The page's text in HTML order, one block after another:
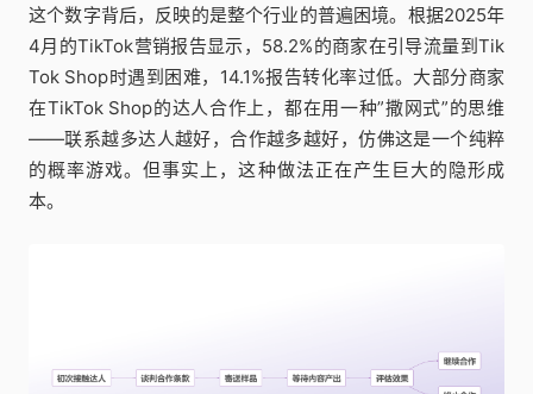
这个数字背后，反映的是整个行业的普遍困境。根据2025年
4月的TikTok营销报告显示，58.2%的商家在引导流量到Tik
Tok Shop时遇到困难，14.1%报告转化率过低。大部分商家
在TikTok Shop的达人合作上，都在用一种”撒网式”的思维
——联系越多达人越好，合作越多越好，仿佛这是一个纯粹
的概率游戏。但事实上，这种做法正在产生巨大的隐形成
本。